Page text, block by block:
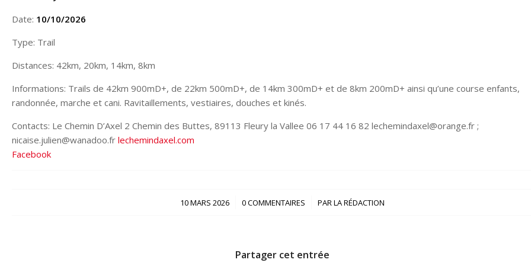
Date: 10/10/2026
Type: Trail
Distances: 42km, 20km, 14km, 8km
Informations: Trails de 42km 900mD+, de 22km 500mD+, de 14km 300mD+ et de 8km 200mD+ ainsi qu’une course enfants,
randonnée, marche et cani. Ravitaillements, vestiaires, douches et kinés.
Contacts: Le Chemin D’Axel 2 Chemin des Buttes, 89113 Fleury la Vallee 06 17 44 16 82 lechemindaxel@orange.fr ;
nicaise.julien@wanadoo.fr lechemindaxel.com
Facebook
10 MARS 2026
/ 0 COMMENTAIRES
/ PARLA RÉDACTION
Partager cet entrée